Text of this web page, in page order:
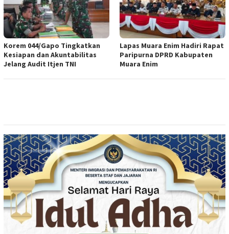
Korem 044/Gapo Tingkatkan
Kesiapan dan Akuntabilitas
Jelang Audit Itjen TNI
Lapas Muara Enim Hadiri Rapat
Paripurna DPRD Kabupaten
Muara Enim